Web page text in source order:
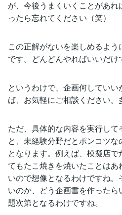
が、今後うまくいくことがあ
ったら忘れてください（笑）
この正解がないを楽しめるよ
です。どんどんやればいいだけ
というわけで、企画何してい
ば、お気軽にご相談ください。
ただ、具体的な内容を実行し
と、未経験分野だとポンコツ
となります。例えば、模擬店
てもたこ焼きを焼いたことは
いので想像となるわけですね
いのか、どう企画書を作った
題次第となるわけですね。